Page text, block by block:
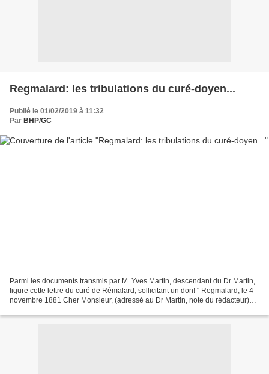
Regmalard: les tribulations du curé-doyen...
Publié le 01/02/2019 à 11:32
Par BHP/GC
Parmi les documents transmis par M. Yves Martin, descendant du Dr Martin,
figure cette lettre du curé de Rémalard, sollicitant un don! " Regmalard, le 4
novembre 1881 Cher Monsieur, (adressé au Dr Martin, note du rédacteur)